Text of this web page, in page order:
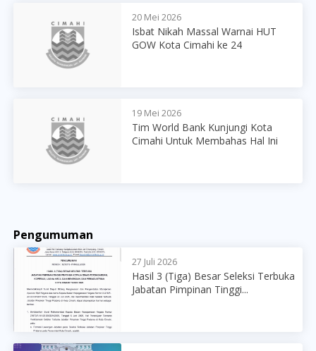
20 Mei 2026
Isbat Nikah Massal Warnai HUT
GOW Kota Cimahi ke 24
19 Mei 2026
Tim World Bank Kunjungi Kota
Cimahi Untuk Membahas Hal Ini
Pengumuman
27 Juli 2026
Hasil 3 (Tiga) Besar Seleksi Terbuka
Jabatan Pimpinan Tinggi...